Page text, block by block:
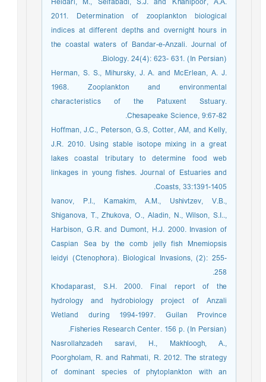
2011. Determination of zooplankton biological
indices at different depths and overnight hours in
the coastal waters of Bandar-e-Anzali. Journal of
Biology. 24(4): 623- 631. (In Persian).
Herman, S. S., Mihursky, J. A. and McErlean, A. J.
1968. Zooplankton and environmental
characteristics of the Patuxent Sstuary.
Chesapeake Science, 9:67-82.
Hoffman, J.C., Peterson, G.S, Cotter, AM, and Kelly,
J.R. 2010. Using stable isotope mixing in a great
lakes coastal tributary to determine food web
linkages in young fishes. Journal of Estuaries and
Coasts, 33:1391-1405.
Ivanov, P.I., Kamakim, A.M., Ushivtzev, V.B.,
Shiganova, T., Zhukova, O., Aladin, N., Wilson, S.I..,
Harbison, G.R. and Dumont, H.J. 2000. Invasion of
Caspian Sea by the comb jelly fish Mnemiopsis
leidyi (Ctenophora). Biological Invasions, (2): 255-
258.
Khodaparast, S.H. 2000. Final report of the
hydrology and hydrobiology project of Anzali
Wetland during 1994-1997. Guilan Province
Fisheries Research Center. 156 p. (In Persian).
Nasrollahzadeh saravi, H., Makhloogh, A.,
Poorgholam, R. and Rahmati, R. 2012. The strategy
of dominant species of phytoplankton with an